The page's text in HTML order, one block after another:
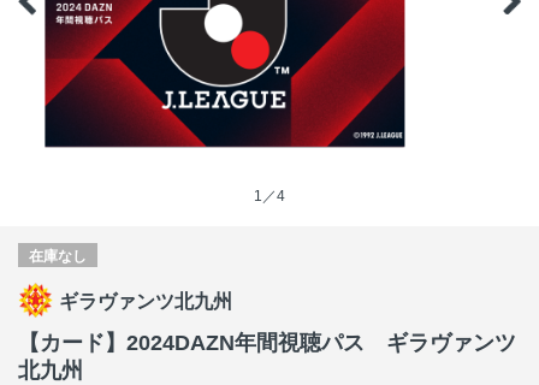
1／4
在庫なし
ギラヴァンツ北九州
【カード】2024DAZN年間視聴パス ギラヴァンツ
北九州